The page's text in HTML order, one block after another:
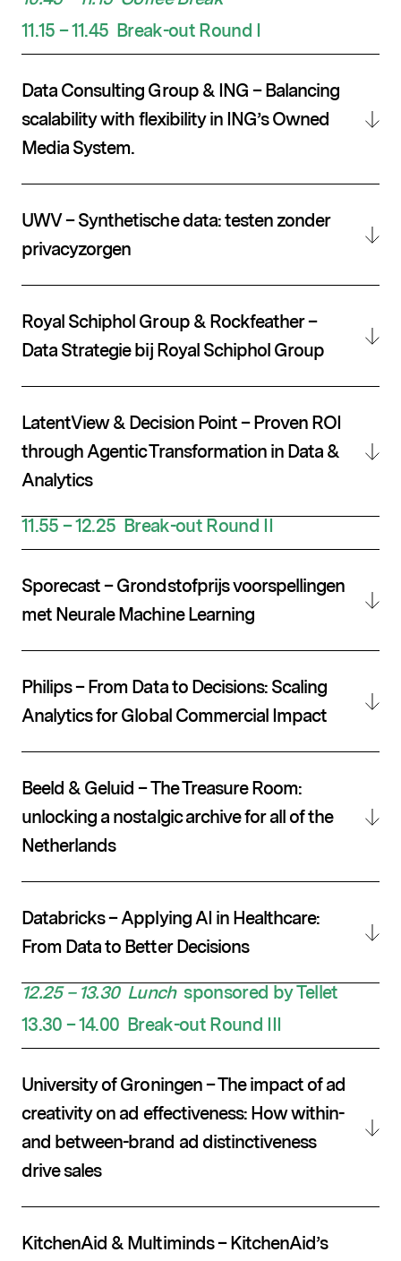
11.15 – 11.45 Break-out Round I
Data Consulting Group & ING – Balancing
scalability with flexibility in ING’s Owned
Media System.
UWV – Synthetische data: testen zonder
privacyzorgen
Royal Schiphol Group & Rockfeather –
Data Strategie bij Royal Schiphol Group
LatentView & Decision Point – Proven ROI
through Agentic Transformation in Data &
Analytics
11.55 – 12.25 Break-out Round II
Sporecast – Grondstofprijs voorspellingen
met Neurale Machine Learning
Philips – From Data to Decisions: Scaling
Analytics for Global Commercial Impact
Beeld & Geluid – The Treasure Room:
unlocking a nostalgic archive for all of the
Netherlands
Databricks – Applying AI in Healthcare:
From Data to Better Decisions
12.25 – 13.30 Lunch sponsored by Tellet
13.30 – 14.00 Break-out Round III
University of Groningen – The impact of ad
creativity on ad effectiveness: How within-
and between-brand ad distinctiveness
drive sales
KitchenAid & Multiminds – KitchenAid’s